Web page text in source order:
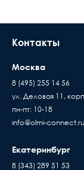
Контакты
Москва
8 (495) 255 14 56
ул. Деловая 11,
пн-пт: 10-18
info@olmi-connect.ru
Екатеринбург
8 (343) 289 51 53